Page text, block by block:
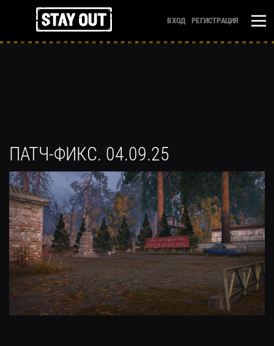
ВХОД РЕГИСТРАЦИЯ
ПАТЧ-ФИКС. 04.09.25